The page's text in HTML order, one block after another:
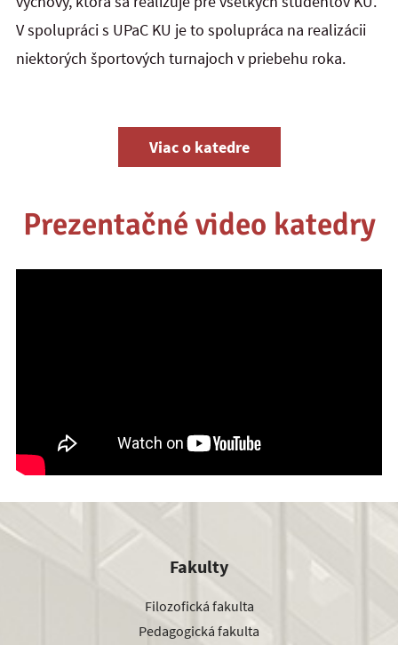
V spolupráci s UPaC KU je to spolupráca na realizácii
niektorých športových turnajoch v priebehu roka.
Viac o katedre
Prezentačné video katedry
Fakulty
Filozofická fakulta
Pedagogická fakulta